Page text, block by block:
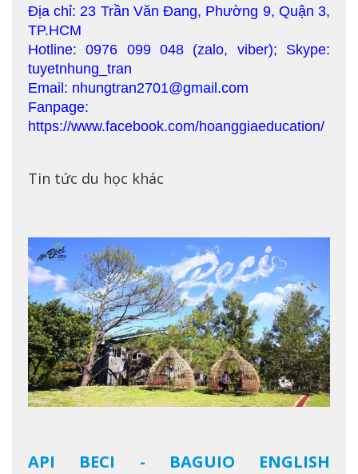
Địa chỉ: 23 Trần Văn Đang, Phường 9, Quận 3,
TP.HCM
Hotline: 0976 099 048 (zalo, viber); Skype:
tuyetnhung_tran
Email: nhungtran2701@gmail.com
Fanpage:
https://www.facebook.com/hoanggiaeducation/
Tin tức du học khác
API BECI - BAGUIO ENGLISH